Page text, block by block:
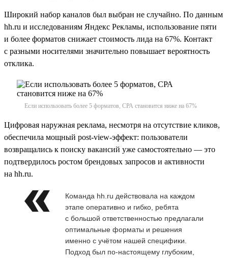
Широкий набор каналов был выбран не случайно. По данным
hh.ru и исследованиям Яндекс Рекламы, использование пяти
и более форматов снижает стоимость лида на 67%. Контакт
с разными носителями значительно повышает вероятность
отклика.
Если использовать более 5 форматов, СРА становится ниже на 67%
Цифровая наружная реклама, несмотря на отсутствие кликов,
обеспечила мощный post-view-эффект: пользователи
возвращались к поиску вакансий уже самостоятельно — это
подтвердилось ростом брендовых запросов и активности
на hh.ru.
Команда hh.ru действовала на каждом
этапе оперативно и гибко, ребята
с большой ответственностью предлагали
оптимальные форматы и решения
именно с учётом нашей специфики.
Подход был по-настоящему глубоким,